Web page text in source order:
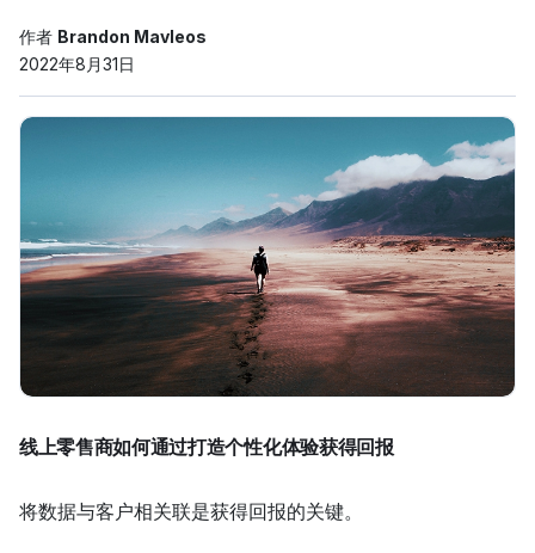
作者 Brandon Mavleos
2022年8月31日
线上零售商如何通过打造个性化体验获得回报
将数据与客户相关联是获得回报的关键。